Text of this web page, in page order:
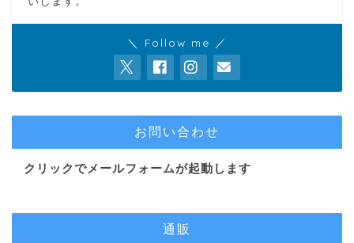
＼ Follow me ／
お問い合わせ
クリックでメールフォームが起動します
通販